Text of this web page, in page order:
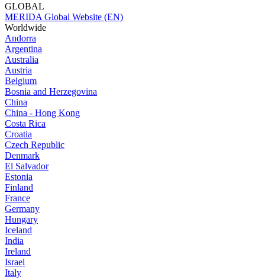
GLOBAL
MERIDA Global Website (EN)
Worldwide
Andorra
Argentina
Australia
Austria
Belgium
Bosnia and Herzegovina
China
China - Hong Kong
Costa Rica
Croatia
Czech Republic
Denmark
El Salvador
Estonia
Finland
France
Germany
Hungary
Iceland
India
Ireland
Israel
Italy